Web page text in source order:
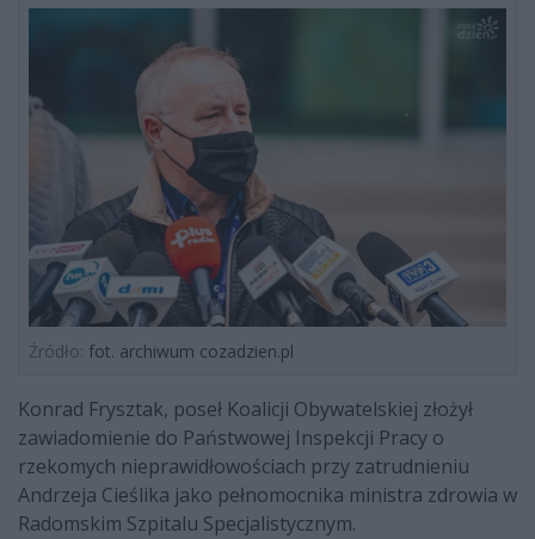
Źródło: fot. archiwum cozadzien.pl
Konrad Frysztak, poseł Koalicji Obywatelskiej złożył
zawiadomienie do Państwowej Inspekcji Pracy o
rzekomych nieprawidłowościach przy zatrudnieniu
Andrzeja Cieślika jako pełnomocnika ministra zdrowia w
Radomskim Szpitalu Specjalistycznym.